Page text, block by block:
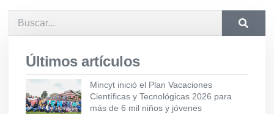
Últimos artículos
Mincyt inició el Plan Vacaciones
Científicas y Tecnológicas 2026 para
más de 6 mil niños y jóvenes